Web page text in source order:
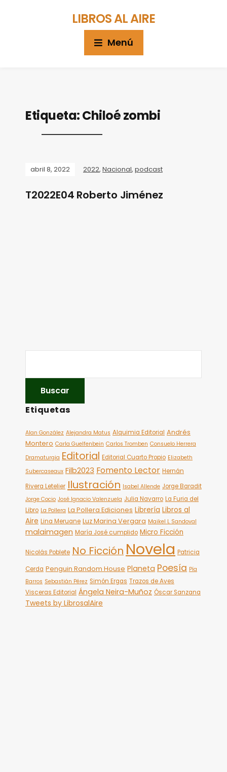
LIBROS AL AIRE
Menú
Etiqueta:Chiloé zombi
abril 8, 2022 2022, Nacional, podcast
T2022E04 Roberto Jiménez
Etiquetas
Alan González Alejandra Matus Alquimia Editorial Andrés
Montero Carla Guelfenbein Carlos Tromben Consuelo Herrera
Dramaturgia Editorial Editorial Cuarto Propio Elizabeth
Subercaseaux Filb2023 Fomento Lector Hernán
Rivera Letelier Ilustración Isabel Allende Jorge Baradit
Jorge Cocio José Ignacio Valenzuela Julia Navarro La Furia del
Libro La Pollera La Pollera Ediciones Librería Libros al
Aire Lina Meruane Luz Marina Vergara Maikel L Sandoval
malaimagen María José cumplido Micro Ficción
Nicolás Poblete No Ficción Novela Patricia
Cerda Penguin Random House Planeta Poesía Pía
Barros Sebastián Pérez Simón Ergas Trazos de Aves
Visceras Editorial Ángela Neira-Muñoz Óscar Sanzana
Tweets by LibrosalAire